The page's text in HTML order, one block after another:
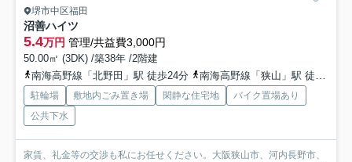
堺市中区福田
沼善ハイツ
5.4万円 管理/共益費3,000円
50.00㎡ (3DK) /築38年 /2階建
南海高野線「北野田」駅 徒歩24分
南海高野線「狭山」駅 徒歩34分
駐輪場 敷地内ごみ置き場 閑静な住宅地
バイク置場あり
公共下水
家賃、礼金等の交渉も私にお任せください。大阪狭山市、河内長野市、